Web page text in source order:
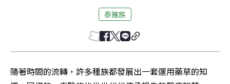
泰雅族
隨著時間的流轉，許多種族都發展出一套運用藥草的知